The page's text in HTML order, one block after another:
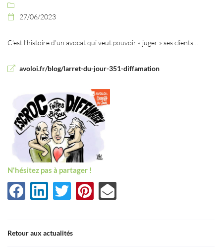
Accueil
En cochant cette case, vous consentez à recevoir nos propositions commerciales à


27/06/2023
C’est l’histoire d’un avocat qui veut pouvoir « juger » ses clients…
avoloi.fr/blog/larret-du-jour-351-diffamation
N'hésitez pas à partager !
Retour aux actualités